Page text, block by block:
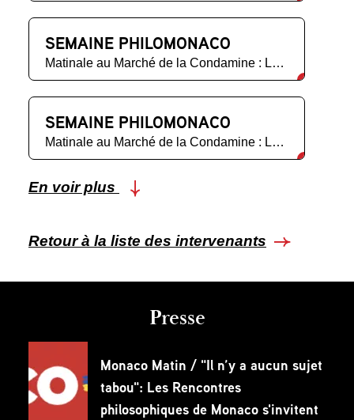
SEMAINE PHILOMONACO
Matinale au Marché de la Condamine : Le Soin
SEMAINE PHILOMONACO
Matinale au Marché de la Condamine : Les Femmes
En voir plus
Retour à la liste des intervenants
Presse
Monaco Matin / "Il n’y a aucun sujet
tabou": Les Rencontres
philosophiques de Monaco s'invitent